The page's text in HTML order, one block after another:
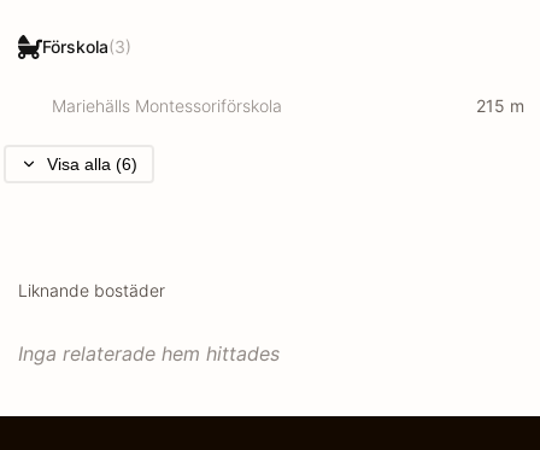
Förskola(3)
Mariehälls Montessoriförskola 215 m
Visa alla (6)
Liknande bostäder
Inga relaterade hem hittades